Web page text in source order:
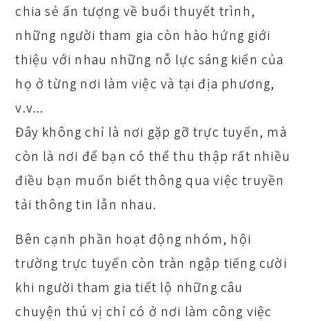
chia sẻ ấn tượng về buổi thuyết trình,
những người tham gia còn hào hứng giới
thiệu với nhau những nỗ lực sáng kiến của
họ ở từng nơi làm việc và tại địa phương,
v.v...
Đây không chỉ là nơi gặp gỡ trực tuyến, mà
còn là nơi để bạn có thể thu thập rất nhiều
điều bạn muốn biết thông qua việc truyền
tải thông tin lẫn nhau.
Bên cạnh phần hoạt động nhóm, hội
trường trực tuyến còn tràn ngập tiếng cười
khi người tham gia tiết lộ những câu
chuyện thú vị chỉ có ở nơi làm công việc